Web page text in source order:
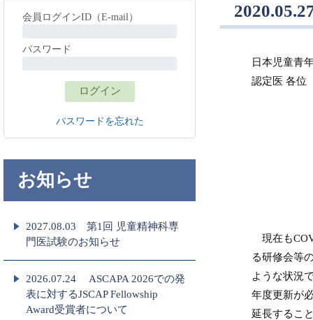
日本児童青
認定医 各位
現在も
る研修会等
ような状況
年度更新が
延長するこ
会員ログインID（E-mail）
パスワード
パスワードを忘れた
お知らせ
2027.08.03 第1回 児童精神科専
門医試験のお知らせ
2026.07.24 ASCAPA 2026での発
表に対するJSCAP Fellowship
Award受賞者について